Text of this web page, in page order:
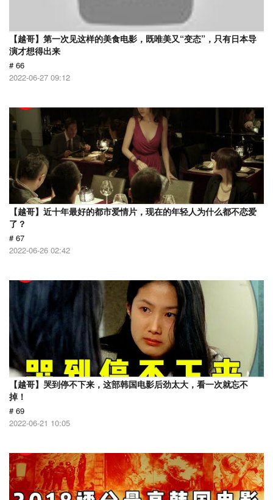
【越哥】第一次见这样的美食电影，既唯美又“变态”，只有日本导
演才想得出来
# 66
2022-06-27 09:12
【越哥】近十年最好的都市爱情片，现在的年轻人为什么都不恋爱
了？
# 67
2022-06-26 02:42
【越哥】哭到停不下来，这部韩国电影后劲太大，看一次就忘不
掉！
# 69
2022-06-21 10:05